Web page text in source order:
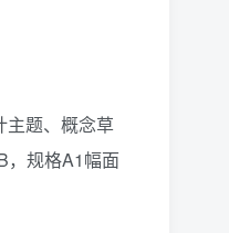
主题、概念草
，规格A1幅面